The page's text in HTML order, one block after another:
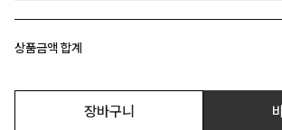
상품금액 합계
장바구니